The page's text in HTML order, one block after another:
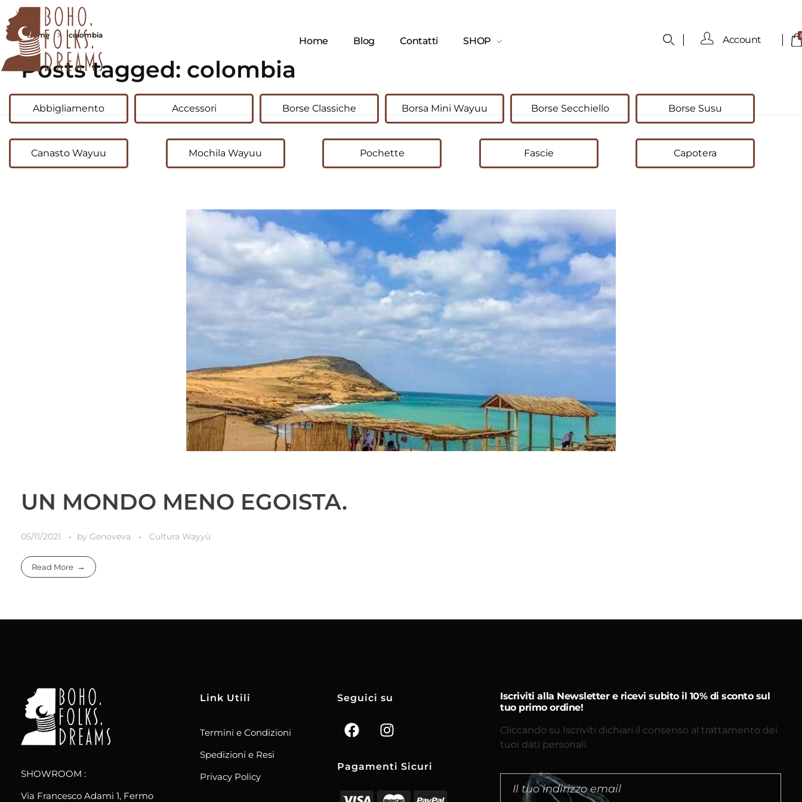
Home Blog Contatti SHOP Account
Abbigliamento Accessori Borse Classiche Borsa Mini Wayuu Borse Secchiello Borse Susu
Canasto Wayuu Mochila Wayuu Pochette Fascie Capotera
Home colombia
Posts tagged: colombia
UN MONDO MENO EGOISTA.
05/11/2021 by Genoveva Cultura Wayyù
Read More
SHOWROOM :
Via Francesco Adami 1, Fermo
Link Utili
Termini e Condizioni
Spedizioni e Resi
Privacy Policy
Seguici su
Pagamenti Sicuri
Iscriviti alla Newsletter e ricevi subito il 10% di sconto sul
tuo primo ordine!
Cliccando su Iscriviti dichiari il consenso al trattamento dei
tuoi dati personali.